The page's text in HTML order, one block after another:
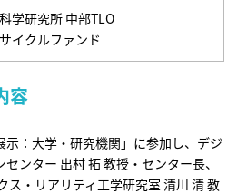
学研究所 中部TLO
イクルファンド
容
：大学・研究機関」に参加し、デジ
ンター 出村 拓 教授・センター長、
ス・リアリティ工学研究室 清川 清 教